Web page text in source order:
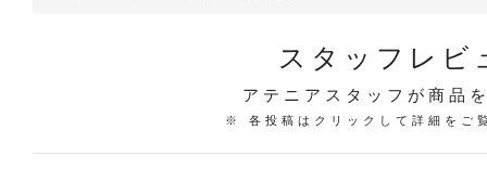
アテニア
スタッフレビ
アテニアスタッフが商品
※ 各投稿はクリックして詳細をご